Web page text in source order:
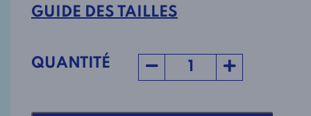
GUIDE DES TAILLES
QUANTITÉ